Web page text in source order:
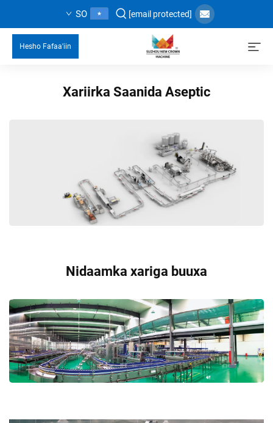
[email protected]
SO
Hesho Fafaa'iin
Xariirka Saanida Aseptic
Nidaamka xariga buuxa